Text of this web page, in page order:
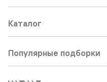
Каталог
Популярные подборки